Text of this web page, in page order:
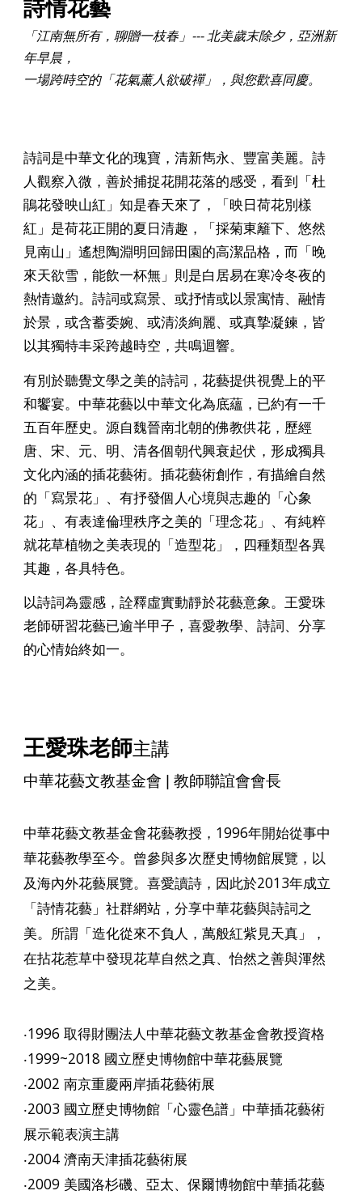
詩情花藝
「江南無所有，聊贈一枝春」--- 北美歲末除夕，亞洲新
年早晨，
一場跨時空的「花氣薰人欲破禪」，與您歡喜同慶。
詩詞是中華文化的瑰寶，清新雋永、豐富美麗。詩
人觀察入微，善於捕捉花開花落的感受，看到「杜
鵑花發映山紅」知是春天來了，「映日荷花別樣
紅」是荷花正開的夏日清趣，「採菊東籬下、悠然
見南山」遙想陶淵明回歸田園的高潔品格，而「晚
來天欲雪，能飲一杯無」則是白居易在寒冷冬夜的
熱情邀約。詩詞或寫景、或抒情或以景寓情、融情
於景，或含蓄委婉、或清淡絢麗、或真摯凝鍊，皆
以其獨特丰采跨越時空，共鳴迴響。
有別於聽覺文學之美的詩詞，花藝提供視覺上的平
和饗宴。中華花藝以中華文化為底蘊，已約有一千
五百年歷史。源自魏晉南北朝的佛教供花，歷經
唐、宋、元、明、清各個朝代興衰起伏，形成獨具
文化內涵的插花藝術。插花藝術創作，有描繪自然
的「寫景花」、有抒發個人心境與志趣的「心象
花」、有表達倫理秩序之美的「理念花」、有純粹
就花草植物之美表現的「造型花」，四種類型各異
其趣，各具特色。
以詩詞為靈感，詮釋虛實動靜於花藝意象。王愛珠
老師研習花藝已逾半甲子，喜愛教學、詩詞、分享
的心情始終如一。
王愛珠老師主講
中華花藝文教基金會 | 教師聯誼會會長
中華花藝文教基金會花藝教授，1996年開始從事中
華花藝教學至今。曾參與多次歷史博物館展覽，以
及海內外花藝展覽。喜愛讀詩，因此於2013年成立
「詩情花藝」社群網站，分享中華花藝與詩詞之
美。所謂「造化從來不負人，萬般紅紫見天真」，
在拈花惹草中發現花草自然之真、怡然之善與渾然
之美。
‧1996 取得財團法人中華花藝文教基金會教授資格
‧1999~2018 國立歷史博物館中華花藝展覽
‧2002 南京重慶兩岸插花藝術展
‧2003 國立歷史博物館「心靈色譜」中華插花藝術
展示範表演主講
‧2004 濟南天津插花藝術展
‧2009 美國洛杉磯、亞太、保爾博物館中華插花藝